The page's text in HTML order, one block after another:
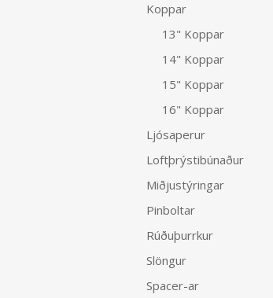
Koppar
13" Koppar
14" Koppar
15" Koppar
16" Koppar
Ljósaperur
Loftþrýstibúnaður
Miðjustýringar
Pinboltar
Rúðuþurrkur
Slöngur
Spacer-ar